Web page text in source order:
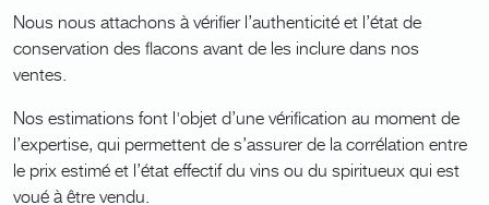
Nous nous attachons à vérifier l’authenticité et l’état de
conservation des flacons avant de les inclure dans nos
ventes.
Nos estimations font l'objet d’une vérification au moment de
l’expertise, qui permettent de s’assurer de la corrélation entre
le prix estimé et l’état effectif du vins ou du spiritueux qui est
voué à être vendu.